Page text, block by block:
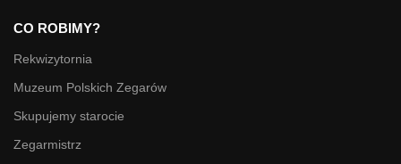
CO ROBIMY?
Rekwizytornia
Muzeum Polskich Zegarów
Skupujemy starocie
Zegarmistrz